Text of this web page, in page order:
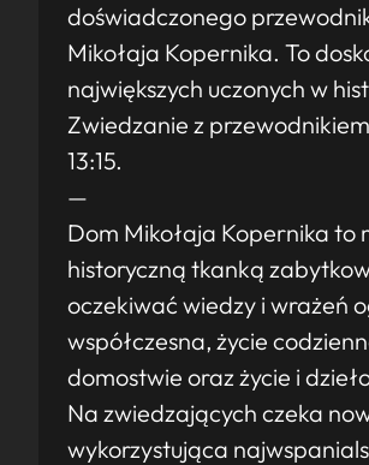
doświadczonego
Mikołaja Kopernika. To
największych uczonych w
Zwiedzanie z
13:15.
—
Dom Mikołaja Kopernika to
historyczną tkanką
oczekiwać wiedzy i wrażeń
współczesna, życie
domostwie oraz życie i
Na zwiedzających czeka
wykorzystująca